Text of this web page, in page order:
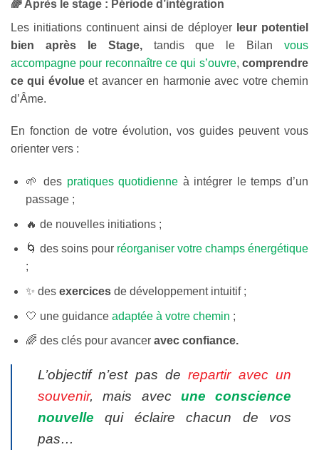
🌈 Après le stage : Période d’intégration
Les initiations continuent ainsi de déployer leur potentiel
bien après le Stage,tandis que le Bilan vous
accompagne pour reconnaître ce qui s’ouvre,comprendre
ce qui évolueet avancer en harmonie avec votre chemin
d’Âme.
En fonction de votre évolution, vos guides peuvent vous
orienter vers :
🌱 despratiques quotidienne à intégrer le temps d’un
passage ;
🔥 de nouvelles initiations ;
🌀 des soins pourréorganiser votre champs énergétique
;
✨ des exercicesde développement intuitif ;
🤍 une guidance adaptée à votre chemin ;
🌈 des clés pour avancer avec confiance.
L’objectif n’est pas derepartir avec un
souvenir, mais avec une conscience
nouvelle
qui éclaire chacun de vos
pas…